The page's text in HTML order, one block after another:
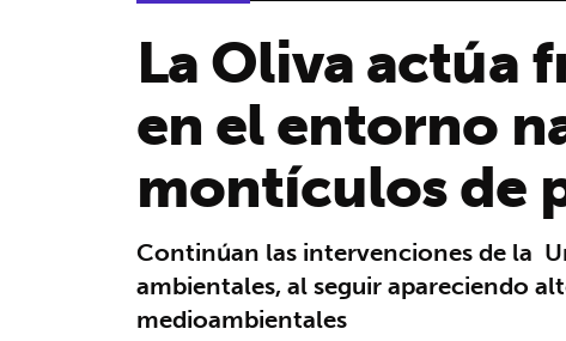
La Oliva actúa
en el entorno
montículos de
Continúan las intervenciones de la
ambientales, al seguir apareciendo
medioambientales